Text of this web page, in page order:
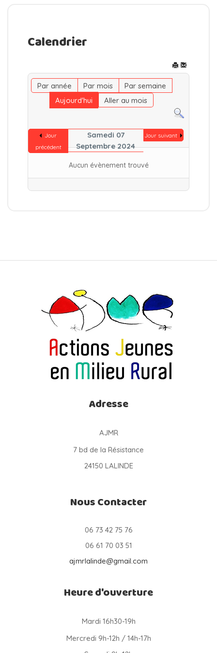
Calendrier
Par année Par mois
Par semaine
Aujourd'hui
Aller au mois
Jour
précédent
Samedi 07
Septembre 2024
Jour suivant
Aucun évènement trouvé
Adresse
AJMR
7 bd de la Résistance
24150 LALINDE
Nous Contacter
06 73 42 75 76
06 61 70 03 51
ajmrlalinde@gmail.com
Heure d'ouverture
Mardi 16h30-19h
Mercredi 9h-12h / 14h-17h